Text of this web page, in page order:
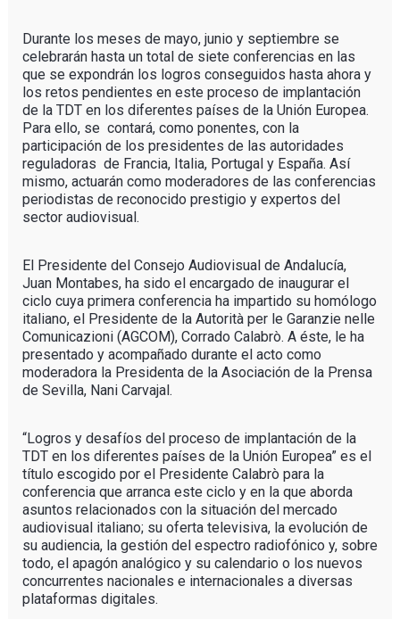
Durante los meses de mayo, junio y septiembre se
celebrarán hasta un total de siete conferencias en las
que se expondrán los logros conseguidos hasta ahora y
los retos pendientes en este proceso de implantación
de la TDT en los diferentes países de la Unión Europea.
Para ello, se contará, como ponentes, con la
participación de los presidentes de las autoridades
reguladoras de Francia, Italia, Portugal y España. Así
mismo, actuarán como moderadores de las conferencias
periodistas de reconocido prestigio y expertos del
sector audiovisual.
El Presidente del Consejo Audiovisual de Andalucía,
Juan Montabes, ha sido el encargado de inaugurar el
ciclo cuya primera conferencia ha impartido su homólogo
italiano, el Presidente de la Autorità per le Garanzie nelle
Comunicazioni (AGCOM), Corrado Calabrò. A éste, le ha
presentado y acompañado durante el acto como
moderadora la Presidenta de la Asociación de la Prensa
de Sevilla, Nani Carvajal.
“Logros y desafíos del proceso de implantación de la
TDT en los diferentes países de la Unión Europea” es el
título escogido por el Presidente Calabrò para la
conferencia que arranca este ciclo y en la que aborda
asuntos relacionados con la situación del mercado
audiovisual italiano; su oferta televisiva, la evolución de
su audiencia, la gestión del espectro radiofónico y, sobre
todo, el apagón analógico y su calendario o los nuevos
concurrentes nacionales e internacionales a diversas
plataformas digitales.